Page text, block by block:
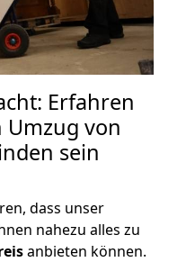
Erfahren
Umzug von
sein
dass unser
nahezu alles zu
anbieten können.